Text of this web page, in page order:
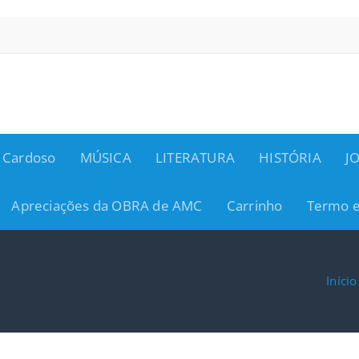
Cardoso MÚSICA LITERATURA HISTÓRIA
Apreciações da OBRA de AMC Carrinho Termo
Início